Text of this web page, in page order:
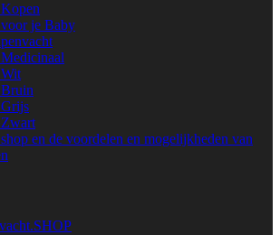
je Baby
Zwart
en de voordelen en mogelijkheden van